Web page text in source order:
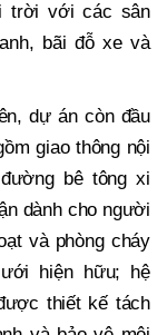
trời với các sân
bãi đỗ xe và
dự án còn đầu
giao thông nội
bê tông xi
dành cho người
và phòng cháy
hiện hữu; hệ
thiết kế tách